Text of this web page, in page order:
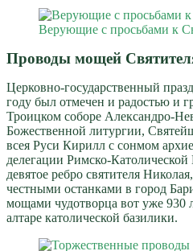
Верующие с просьбами к
Проводы мощей
Церковно-государственный
году был отмечен и радостью и
Троицком соборе Александро-
Божественной литургии,
всея Руси Кирилл с сонмом
делегации Римско-
девятое ребро святителя
честными останками в город
мощами чудотворца вот уже 930
алтаре католической базилики.